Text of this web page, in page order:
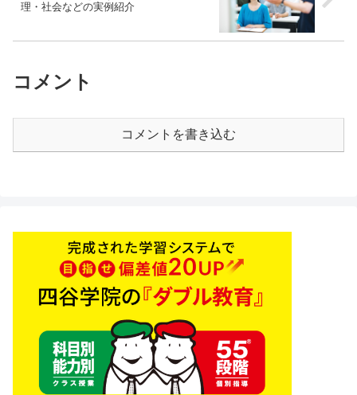
理・社会などの実例紹介
コメント
コメントを書き込む